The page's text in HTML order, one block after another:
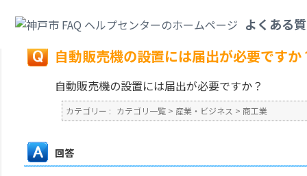
よくある
戻る
自動販売機の設置には届出が必要ですか
自動販売機の設置には届出が必要ですか？
カテゴリー : カテゴリ一覧 > 産業・ビジネス > 商工業
回答